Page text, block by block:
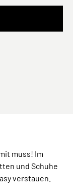
muss! Im
und Schuhe
verstauen.